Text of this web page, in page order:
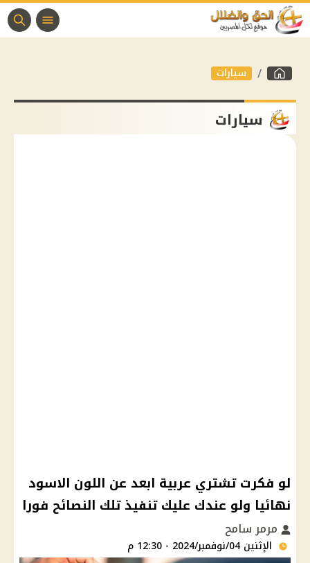
سيارات
سيارات
لو فكرت تشتري عربية ابعد عن اللون الاسود
نهائيا ولو عندك عليك تنفيذ تلك النصائح فورا
مرمر سامح
الإثنين 04/نوفمبر/2024 - 12:30 م